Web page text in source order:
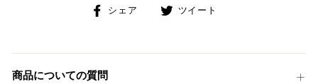
シェア
Facebook
ェ
ツイート
稿
商品についての質問